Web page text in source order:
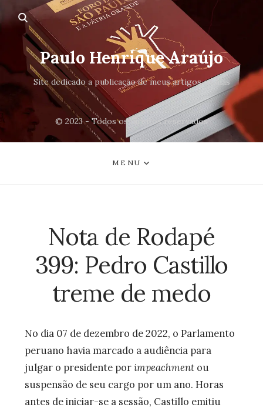
Paulo Henrique Araújo
Site dedicado a publicação de meus artigos e aulas
© 2023 - Todos os direitos reservados
MENU
Nota de Rodapé
399: Pedro Castillo
treme de medo
No dia 07 de dezembro de 2022, o Parlamento
peruano havia marcado a audiência para
julgar o presidente porimpeachment ou
suspensão de seu cargo por um ano. Horas
antes de iniciar-se a sessão, Castillo emitiu